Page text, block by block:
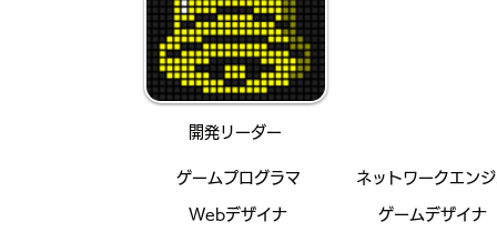
​開発リーダー
​ゲームプログラマ
Webデザイナ
ネットワークエン
ゲームデザイナ